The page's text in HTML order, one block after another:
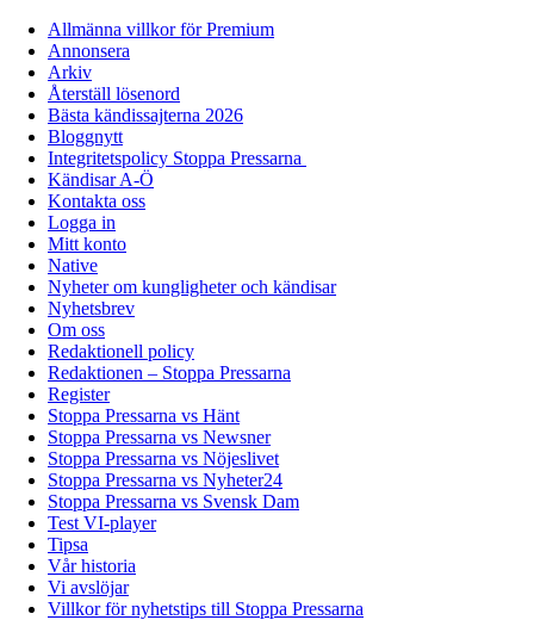
Allmänna villkor för Premium
Annonsera
Arkiv
Återställ lösenord
Bästa kändissajterna 2026
Bloggnytt
Integritetspolicy Stoppa Pressarna
Kändisar A-Ö
Kontakta oss
Logga in
Mitt konto
Native
Nyheter om kungligheter och kändisar
Nyhetsbrev
Om oss
Redaktionell policy
Redaktionen – Stoppa Pressarna
Register
Stoppa Pressarna vs Hänt
Stoppa Pressarna vs Newsner
Stoppa Pressarna vs Nöjeslivet
Stoppa Pressarna vs Nyheter24
Stoppa Pressarna vs Svensk Dam
Test VI-player
Tipsa
Vår historia
Vi avslöjar
Villkor för nyhetstips till Stoppa Pressarna